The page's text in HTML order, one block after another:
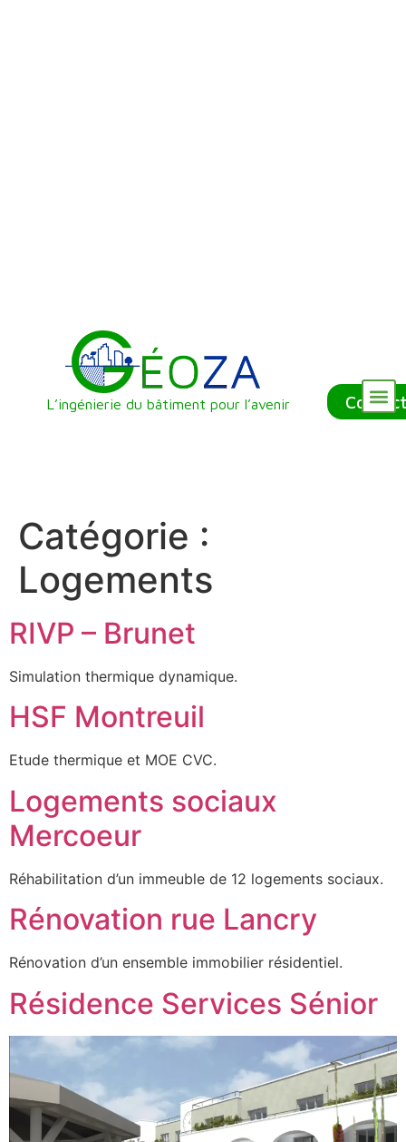
L’ingénierie du bâtiment pour l’avenir Contact
Catégorie :
Logements
RIVP – Brunet
Simulation thermique dynamique.
HSF Montreuil
Etude thermique et MOE CVC.
Logements sociaux
Mercoeur
Réhabilitation d’un immeuble de 12 logements sociaux.
Rénovation rue Lancry
Rénovation d’un ensemble immobilier résidentiel.
Résidence Services Sénior